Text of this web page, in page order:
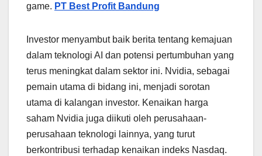
game. PT Best Profit Bandung
Investor menyambut baik berita tentang kemajuan
dalam teknologi AI dan potensi pertumbuhan yang
terus meningkat dalam sektor ini. Nvidia, sebagai
pemain utama di bidang ini, menjadi sorotan
utama di kalangan investor. Kenaikan harga
saham Nvidia juga diikuti oleh perusahaan-
perusahaan teknologi lainnya, yang turut
berkontribusi terhadap kenaikan indeks Nasdaq.